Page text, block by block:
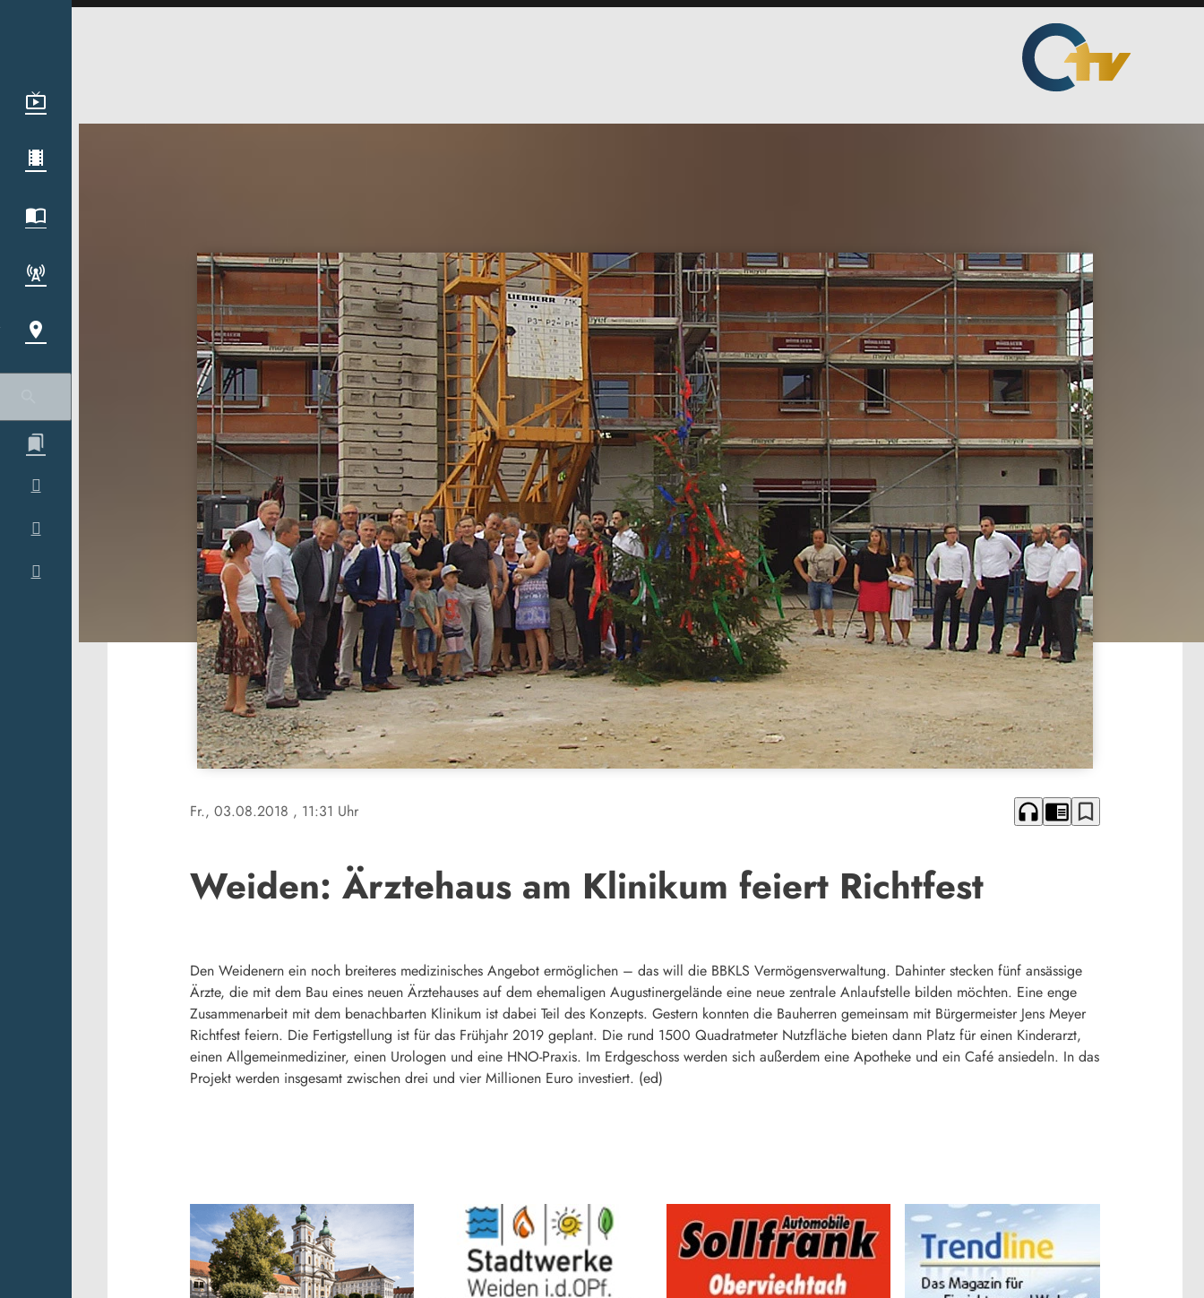
Fr., 03.08.2018 , 11:31 Uhr headphones chrome_reader_mode bookmark_border
Weiden: Ärztehaus am Klinikum feiert Richtfest
Den Weidenern ein noch breiteres medizinisches Angebot ermöglichen – das will die BBKLS Vermögensverwaltung. Dahinter stecken fünf ansässige
Ärzte, die mit dem Bau eines neuen Ärztehauses auf dem ehemaligen Augustinergelände eine neue zentrale Anlaufstelle bilden möchten. Eine enge
Zusammenarbeit mit dem benachbarten Klinikum ist dabei Teil des Konzepts. Gestern konnten die Bauherren gemeinsam mit Bürgermeister Jens Meyer
Richtfest feiern. Die Fertigstellung ist für das Frühjahr 2019 geplant. Die rund 1500 Quadratmeter Nutzfläche bieten dann Platz für einen Kinderarzt,
einen Allgemeinmediziner, einen Urologen und eine HNO-Praxis. Im Erdgeschoss werden sich außerdem eine Apotheke und ein Café ansiedeln. In das
Projekt werden insgesamt zwischen drei und vier Millionen Euro investiert. (ed)